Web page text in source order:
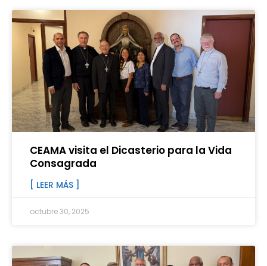
CEAMA visita el Dicasterio para la Vida
Consagrada
[ LEER MÁS ]
octubre 30, 2025